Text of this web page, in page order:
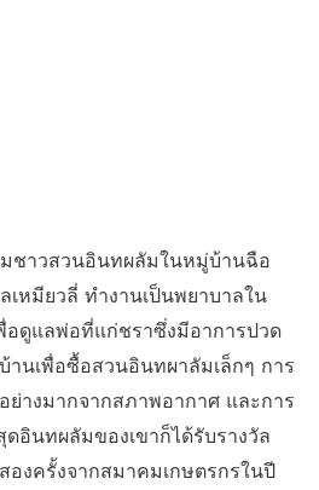
ชาวสวนอินทผลัมในหมู่บ้านฉือ
เหมียวลี่ ทำงานเป็นพยาบาลใน
อดูแลพ่อที่แก่ชราซึ่งมีอาการปวด
านเพื่อซื้อสวนอินทผาลัมเล็กๆ การ
ย่างมากจากสภาพอากาศ และการ
อินทผลัมของเขาก็ได้รับรางวัล
องครั้งจากสมาคมเกษตรกรในปี